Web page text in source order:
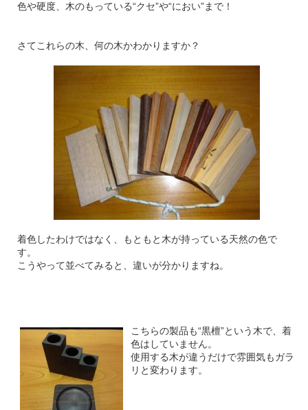
色や硬度、木のもっている“クセ”や“におい”まで！
さてこれらの木、何の木かわかりますか？
着色したわけではなく、もともと木が持っている天然の色で
す。
こうやって並べてみると、違いが分かりますね。
こちらの製品も“黒檀”という木で、着
色はしていません。
使用する木が違うだけで雰囲気もガラ
リと変わります。